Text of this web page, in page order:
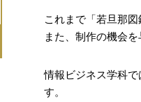
これまで「若旦那
また、制作の機会
情報ビジネス学科
す。